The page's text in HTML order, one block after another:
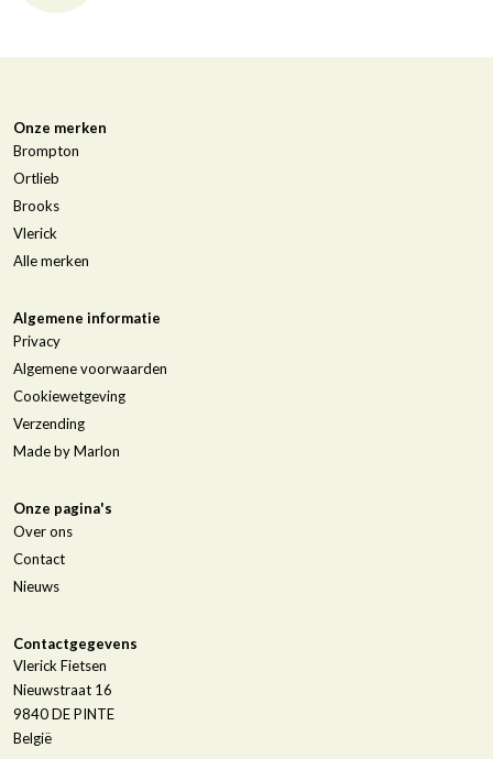
Onze merken
Brompton
Ortlieb
Brooks
Vlerick
Alle merken
Algemene informatie
Privacy
Algemene voorwaarden
Cookiewetgeving
Verzending
Made by Marlon
Onze pagina's
Over ons
Contact
Nieuws
Contactgegevens
Vlerick Fietsen
Nieuwstraat 16
9840DE PINTE
België